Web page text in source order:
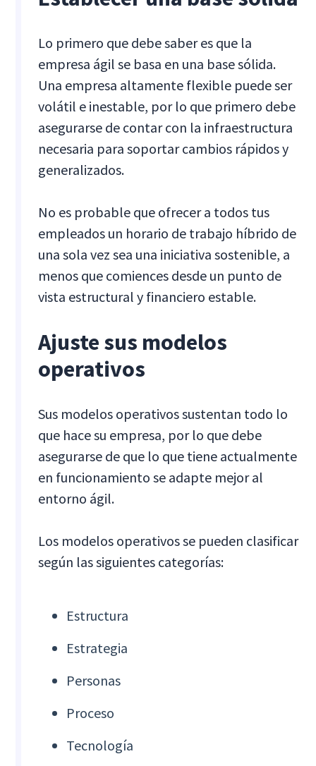
Lo primero que debe saber es que la
empresa ágil se basa en una base sólida.
Una empresa altamente flexible puede ser
volátil e inestable, por lo que primero debe
asegurarse de contar con la infraestructura
necesaria para soportar cambios rápidos y
generalizados.
No es probable que ofrecer a todos tus
empleados un horario de trabajo híbrido de
una sola vez sea una iniciativa sostenible, a
menos que comiences desde un punto de
vista estructural y financiero estable.
Ajuste sus modelos
operativos
Sus modelos operativos sustentan todo lo
que hace su empresa, por lo que debe
asegurarse de que lo que tiene actualmente
en funcionamiento se adapte mejor al
entorno ágil.
Los modelos operativos se pueden clasificar
según las siguientes categorías:
Estructura
Estrategia
Personas
Proceso
Tecnología